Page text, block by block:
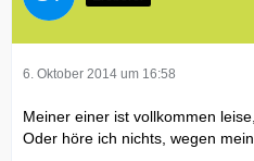
6. Oktober 2014 um 16:58
Meiner einer ist vollkommen
Oder höre ich nichts, wegen